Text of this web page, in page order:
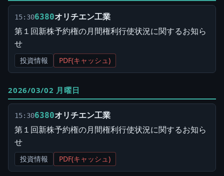
15:306380オリチエン工業
第１回新株予約権の月間権利行使状況に関するお知ら
せ
投資情報 PDF(キャッシュ)
2026/03/02 月曜日
15:306380オリチエン工業
第１回新株予約権の月間権利行使状況に関するお知ら
せ
投資情報 PDF(キャッシュ)